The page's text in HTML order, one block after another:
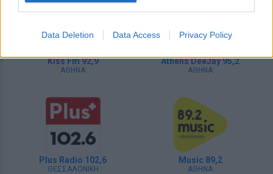
Data Deletion Data Access Privacy Policy
Kiss Fm 92,9
ΑΘΗΝΑ
Athens DeeJay 95,2
ΑΘΗΝΑ
Plus Radio 102,6
ΘΕΣΣΑΛΟΝΙΚΗ
Music 89,2
ΑΘΗΝΑ